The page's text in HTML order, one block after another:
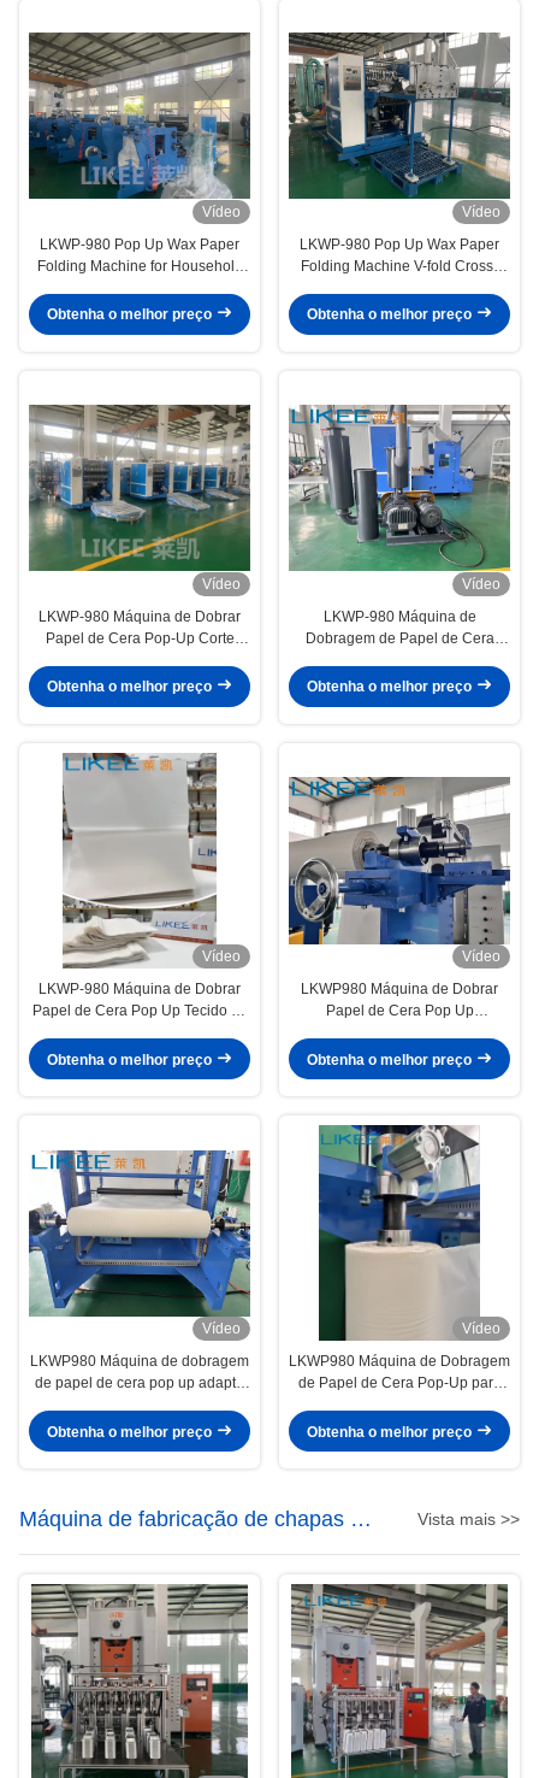
Vídeo
LKWP-980 Pop Up Wax Paper
Folding Machine for Household
Obtenha o melhor preço
Vídeo
LKWP-980 Pop Up Wax Paper
Folding Machine V-fold Cross-
Type
Obtenha o melhor preço
Vídeo
LKWP-980 Máquina de Dobrar
Papel de Cera Pop-Up Corte
Final do Papel
Obtenha o melhor preço
Vídeo
LKWP-980 Máquina de
Dobragem de Papel de Cera
para Papel de Padaria
Obtenha o melhor preço
Vídeo
LKWP-980 Máquina de Dobrar
Papel de Cera Pop Up Tecido de
processamento de panificação
Obtenha o melhor preço
Vídeo
LKWP980 Máquina de Dobrar
Papel de Cera Pop Up
Silicona
Obtenha o melhor preço
Vídeo
LKWP980 Máquina de dobragem
de papel de cera pop up adapta
design para extração mais fácil
Obtenha o melhor preço
Vídeo
LKWP980 Máquina de Dobragem
de Papel de Cera Pop-Up para
Uso Único
Obtenha o melhor preço
Máquina de fabricação de chapas de
alumínio
Vista mais >>